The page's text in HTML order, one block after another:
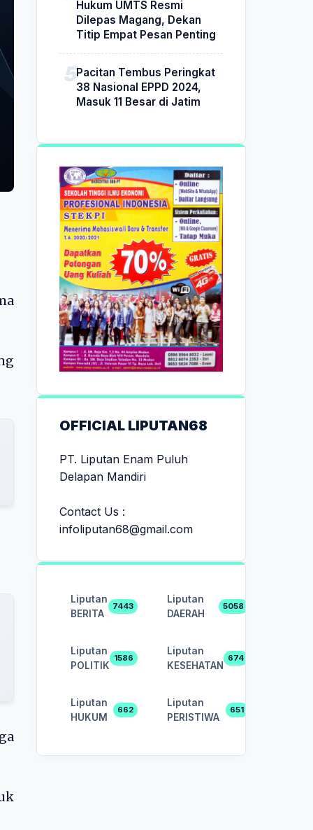
Hukum UMTS Resmi
Dilepas Magang, Dekan
Titip Empat Pesan Penting
Pacitan Tembus Peringkat
38 Nasional EPPD 2024,
Masuk 11 Besar di Jatim
OFFICIAL LIPUTAN68
PT. Liputan Enam Puluh
Delapan Mandiri
Contact Us :
infoliputan68@gmail.com
Liputan
BERITA
7443
Liputan
DAERAH
5058
Liputan
POLITIK
1586
Liputan
KESEHATAN
674
Liputan
HUKUM
662
Liputan
PERISTIWA
651